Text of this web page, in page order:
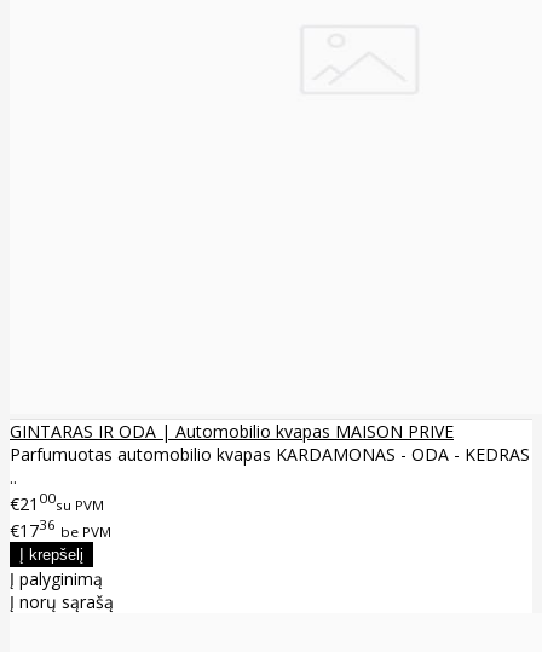
GINTARAS IR ODA | Automobilio kvapas MAISON PRIVE
Parfumuotas automobilio kvapas KARDAMONAS - ODA - KEDRAS
..
€21 00su PVM
€1736 be PVM
Į palyginimą
Į norų sąrašą